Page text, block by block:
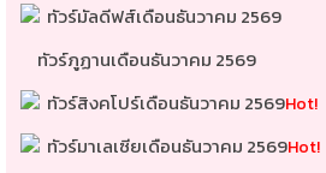
ทัวร์มัลดีฟส์เดือนธันวาคม 2569
ทัวร์ภูฏานเดือนธันวาคม 2569
ทัวร์สิงคโปร์เดือนธันวาคม 2569Hot!
ทัวร์มาเลเซียเดือนธันวาคม 2569Hot!